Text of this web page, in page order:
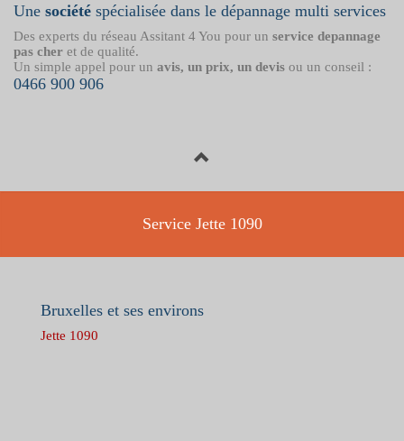
Une société spécialisée dans le dépannage multi services
Des experts du réseau Assitant 4 You pour un service depannage
pas cher et de qualité.
Un simple appel pour un avis, un prix, un devis ou un conseil :
0466 900 906
Service Jette 1090
Bruxelles et ses environs
Jette 1090